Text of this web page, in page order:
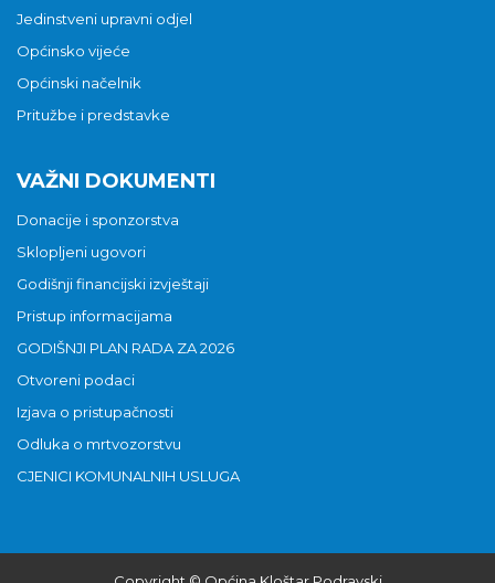
Jedinstveni upravni odjel
Općinsko vijeće
Općinski načelnik
Pritužbe i predstavke
VAŽNI DOKUMENTI
Donacije i sponzorstva
Sklopljeni ugovori
Godišnji financijski izvještaji
Pristup informacijama
GODIŠNJI PLAN RADA ZA 2026
Otvoreni podaci
Izjava o pristupačnosti
Odluka o mrtvozorstvu
CJENICI KOMUNALNIH USLUGA